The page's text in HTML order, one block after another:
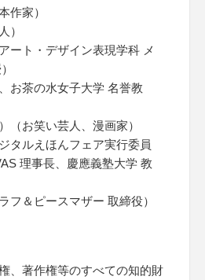
作家）
）
ート・デザイン表現学科 メ
お茶の水女子大学 名誉教
（お笑い芸人、漫画家）
タルえほんフェア実行委員
理事長、慶應義塾大学 教
フ＆ピースマザー 取締役）
、著作権等のすべての知的財